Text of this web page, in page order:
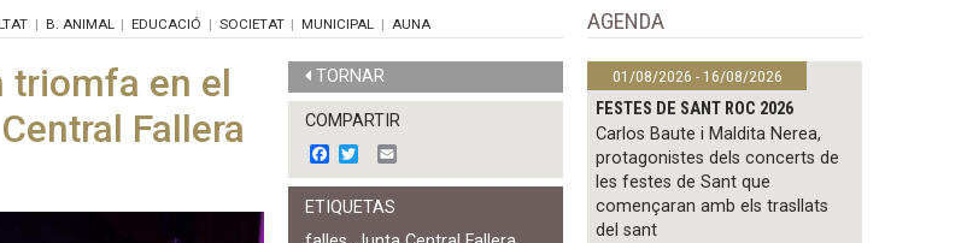
B. ANIMAL EDUCACIÓ SOCIETAT MUNICIPAL AUNA
triomfa en el
Fallera
TORNAR
COMPARTIR
F
a
c
e
w
i
t
t
m
a
ETIQUETAS
AGENDA
01/08/2026 - 16/08/2026
FESTES DE SANT ROC 2026
Carlos Baute i Maldita Nerea,
protagonistes dels concerts de
les festes de Sant que
començaran amb els trasllats
del sant